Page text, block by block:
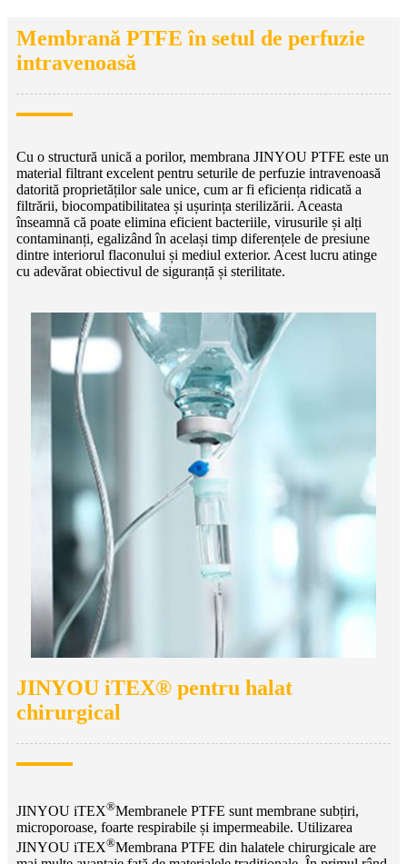
Membrană PTFE în setul de perfuzie
intravenoasă
Cu o structură unică a porilor, membrana JINYOU PTFE este un
material filtrant excelent pentru seturile de perfuzie intravenoasă
datorită proprietăților sale unice, cum ar fi eficiența ridicată a
filtrării, biocompatibilitatea și ușurința sterilizării. Aceasta
înseamnă că poate elimina eficient bacteriile, virusurile și alți
contaminanți, egalizând în același timp diferențele de presiune
dintre interiorul flaconului și mediul exterior. Acest lucru atinge
cu adevărat obiectivul de siguranță și sterilitate.
JINYOU iTEX® pentru halat
chirurgical
JINYOU iTEX®Membranele PTFE sunt membrane subțiri,
microporoase, foarte respirabile și impermeabile. Utilizarea
JINYOU iTEX®Membrana PTFE din halatele chirurgicale are